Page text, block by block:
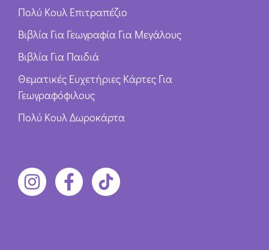
Πολύ Κουλ Επιτραπέζιο
Βιβλία Για Γεωγραφία Για Μεγάλους
Βιβλία Για Παιδιά
Θεματικές Ευχετήριες Κάρτες Για
Γεωγραφόφιλους
Πολύ Κουλ Δωροκάρτα